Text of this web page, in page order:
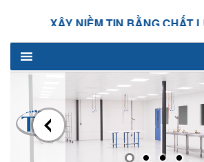
XÂY NIỀM TIN BẰNG CHẤT